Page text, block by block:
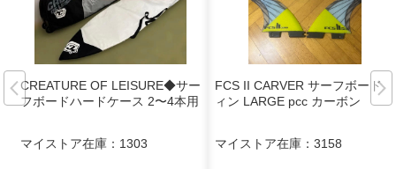
CREATURE OF LEISURE◆サー
フボードハードケース 2〜4本用
マイストア在庫： 1303
FCS II CARVER サーフボードフ
ィン LARGE pcc カーボン
マイストア在庫： 3158